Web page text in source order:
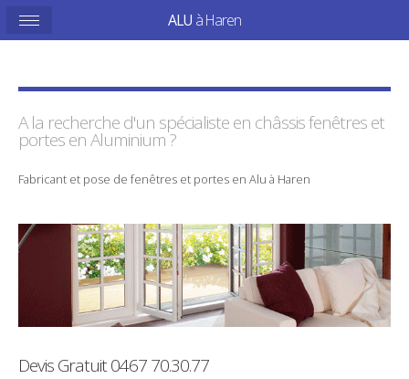
A la recherche d'un spécialiste en châssisfenêtres et
portes enAluminium?
Fabricant et pose de fenêtres et portes en Alu à Haren
Devis Gratuit0467 70.30.77
ALU à Haren